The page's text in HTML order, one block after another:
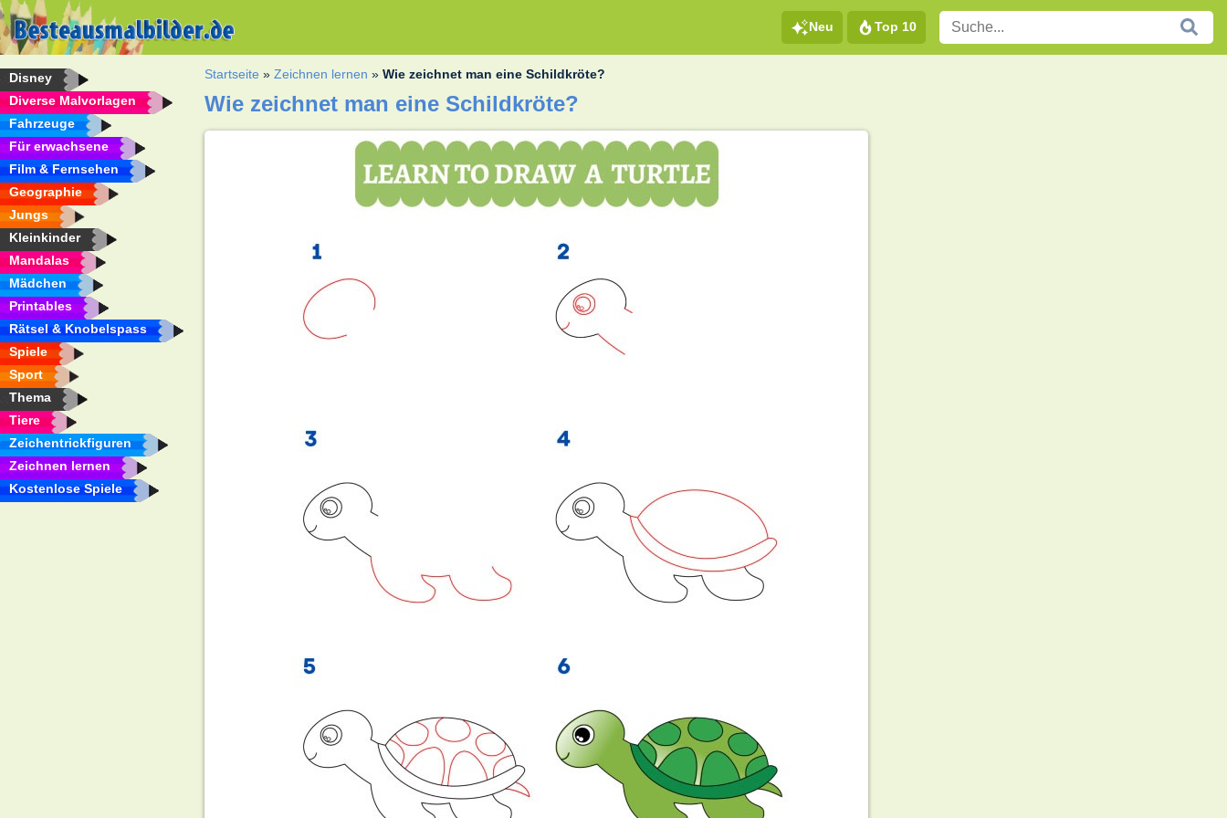
Neu Top 10
Disney
Diverse Malvorlagen
Fahrzeuge
Für erwachsene
Film & Fernsehen
Geographie
Jungs
Kleinkinder
Mandalas
Mädchen
Printables
Rätsel & Knobelspass
Spiele
Sport
Thema
Tiere
Zeichentrickfiguren
Zeichnen lernen
Kostenlose Spiele
Startseite »Zeichnen lernen »Wie zeichnet man eine Schildkröte?
Wie zeichnet man eine Schildkröte?